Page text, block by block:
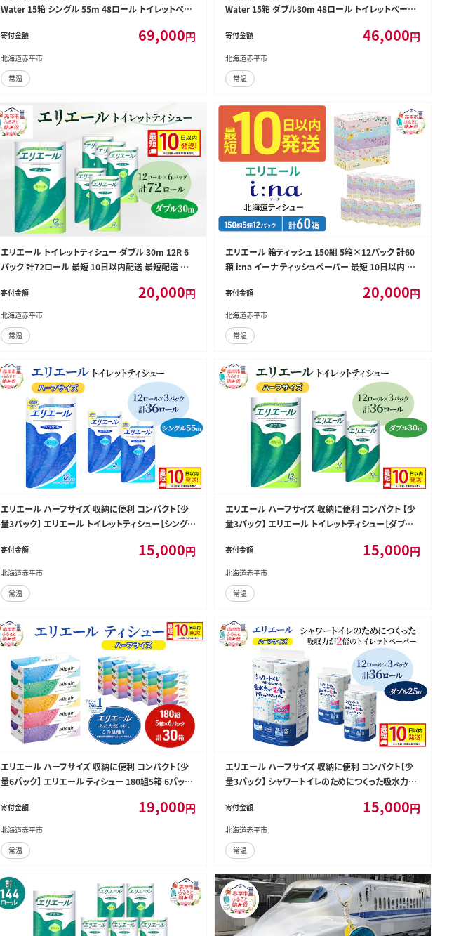
Water 15箱 シングル 55m 48ロール トイレットペー
ペーパー 紙 防災 常備品 備蓄品 消耗品 日用品
寄付金額 69,000円
北海道赤平市
常温
Water 15箱 ダブル30m 48ロール トイレットペーパ
ーパー 紙 防災 常備品 備蓄品 消耗品 備蓄 日用品
寄付金額 46,000円
北海道赤平市
常温
エリエール トイレットティシュー ダブル 30m 12R 6
パック 計72ロール 最短 10日以内配送 最短配送 まと
耗品 備蓄 日用品 生活必需品 送料無料 北海道 赤平
市
寄付金額 20,000円
北海道赤平市
常温
エリエール 箱ティッシュ 150組 5箱×12パック 計60
箱 i:na イーナ ティッシュペーパー 最短 10日以内 最
災 常備品 備蓄品 消耗品 備蓄 日用品 生活必需品 北
海道 赤平市
寄付金額 20,000円
北海道赤平市
常温
エリエール ハーフサイズ 収納に便利 コンパクト【少
量3パック】 エリエール トイレットティシュー［シング
配送 最短配送 紙 防災 常備品 備蓄品 消耗品 定番
寄付金額 15,000円
北海道赤平市
常温
エリエール ハーフサイズ 収納に便利 コンパクト 【少
量3パック】 エリエール トイレットティシュー［ダブル
送 最短配送 紙 防災 常備品 備蓄品 消耗品 定番
寄付金額 15,000円
北海道赤平市
常温
エリエール ハーフサイズ 収納に便利 コンパクト【少
量6パック】 エリエール ティシュー 180組5箱 6パック
ックス 紙 防災 常備品 備蓄品 消耗品 生活必需品
寄付金額 19,000円
北海道赤平市
常温
エリエール ハーフサイズ 収納に便利 コンパクト【少
量3パック】 シャワートイレのためにつくった吸水力が
36ロール 最短 10日以内配送 最短配送 防災 常備品
備蓄品
寄付金額 15,000円
北海道赤平市
常温